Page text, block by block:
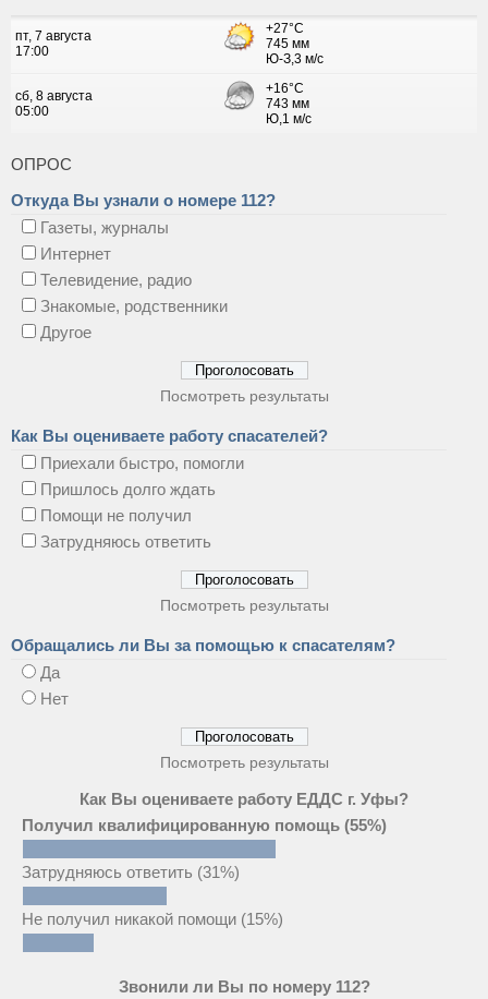
ОПРОС
Откуда Вы узнали о номере 112?
Газеты, журналы
Интернет
Телевидение, радио
Знакомые, родственники
Другое
Посмотреть результаты
Как Вы оцениваете работу спасателей?
Приехали быстро, помогли
Пришлось долго ждать
Помощи не получил
Затрудняюсь ответить
Посмотреть результаты
Обращались ли Вы за помощью к спасателям?
Да
Нет
Посмотреть результаты
Как Вы оцениваете работу ЕДДС г. Уфы?
Получил квалифицированную помощь (55%)
Затрудняюсь ответить (31%)
Не получил никакой помощи (15%)
Звонили ли Вы по номеру 112?